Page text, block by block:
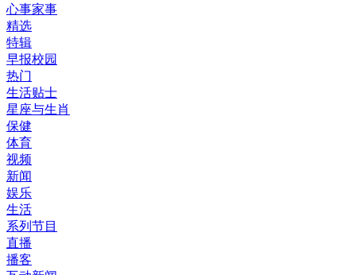
心事家事
精选
特辑
早报校园
热门
生活贴士
星座与生肖
保健
体育
视频
新闻
娱乐
生活
系列节目
直播
播客